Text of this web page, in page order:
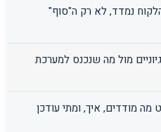
נמדד, לא רק ה"סוף"
מול מה שנכנס למערכת
מודדים, איך, ומתי עודכן